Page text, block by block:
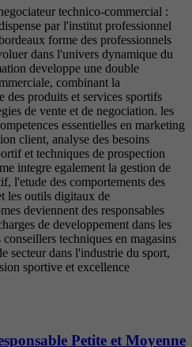
technico-commercial :
par l'institut professionnel
forme des professionnels
dans l'univers dynamique du
developpe une double
combinant la
des produits et services sportifs
de vente et de negociation. les
essentielles en marketing
client, analyse des besoins
et techniques de prospection
integre egalement la gestion de
l'etude des comportements des
les outils digitaux de
deviennent des responsables
de developpement dans les
techniques en magasins
secteur dans l'industrie du sport,
sportive et excellence
Petite et Moyenne